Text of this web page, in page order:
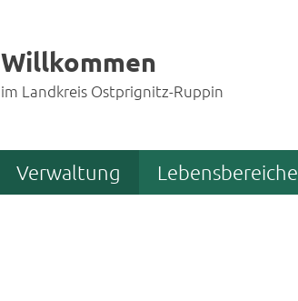
Willkommen
im Landkreis Ostprignitz-Ruppin
Verwaltung Lebensbereiche